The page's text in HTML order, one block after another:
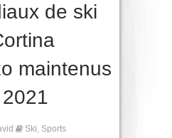
de ski
maintenus
Ski Sports